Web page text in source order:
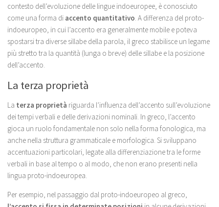
contesto dell’evoluzione delle lingue indoeuropee, è conosciuto
come una forma di accento quantitativo . A differenza del proto-
indoeuropeo, in cui l’accento era generalmente mobile e poteva
spostarsi tra diverse sillabe della parola, il greco stabilisce un legame
più stretto tra la quantità (lunga o breve) delle sillabe e la posizione
dell’accento.
La terza proprietà
La terza proprietà riguarda l’influenza dell’accento sull’evoluzione
dei tempi verbali e delle derivazioni nominali. In greco, l’accento
gioca un ruolo fondamentale non solo nella forma fonologica, ma
anche nella struttura grammaticale e morfologica. Si sviluppano
accentuazioni particolari, legate alla differenziazione tra le forme
verbali in base al tempo o al modo, che non erano presenti nella
lingua proto-indoeuropea.
Per esempio, nel passaggio dal proto-indoeuropeo al greco,